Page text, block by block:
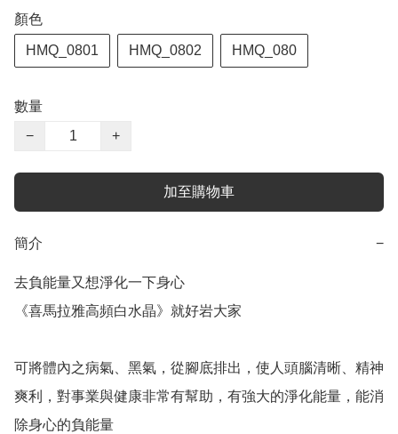
顏色
HMQ_0801 HMQ_0802 HMQ_080
數量
−
+
加至購物車
簡介 −
去負能量又想淨化一下身心
《喜馬拉雅高頻白水晶》就好岩大家
可將體內之病氣、黑氣，從腳底排出，使人頭腦清晰、精神
爽利，對事業與健康非常有幫助，有強大的淨化能量，能消
除身心的負能量